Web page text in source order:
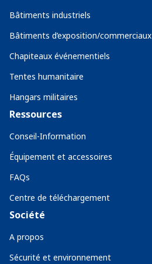
Bâtiments industriels
Bâtiments d’exposition/commerciaux
Chapiteaux événementiels
Tentes humanitaire
Hangars militaires
Ressources
Conseil-Information
Équipement et accessoires
FAQs
Centre de téléchargement
Société
A propos
Sécurité et environnement